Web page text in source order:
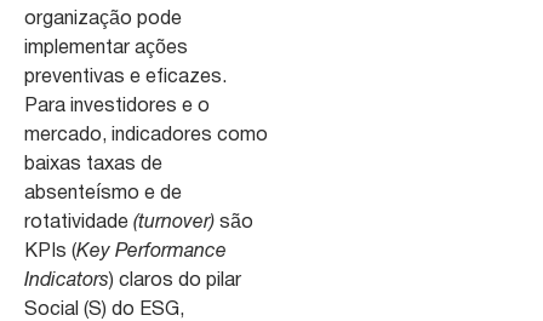
organização pode
implementar ações
preventivas e eficazes.
Para investidores e o
mercado, indicadores como
baixas taxas de
absenteísmo e de
rotatividade (turnover) são
KPIs (Key Performance
Indicators) claros do pilar
Social (S) do ESG,